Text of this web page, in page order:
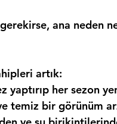
ana neden
artık:
yaptırıp her sezon
temiz bir görünüm